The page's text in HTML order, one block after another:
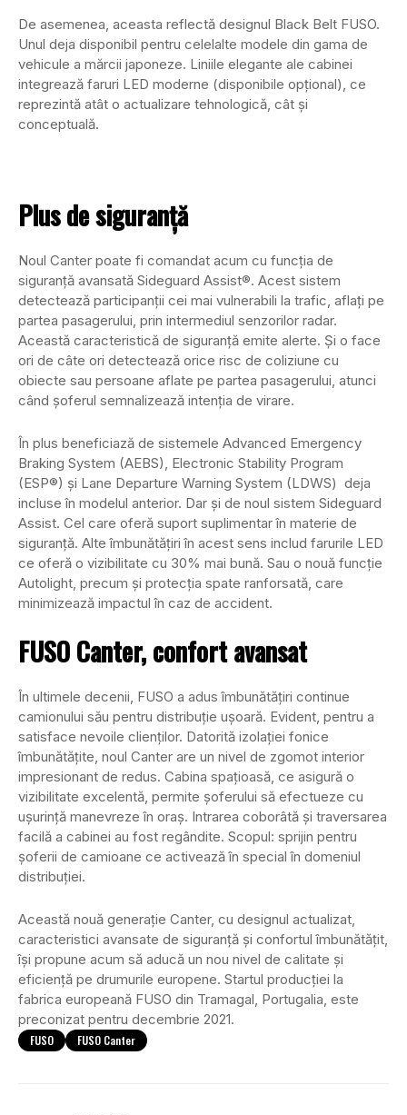
De asemenea, aceasta reflectă designul Black Belt FUSO.
Unul deja disponibil pentru celelalte modele din gama de
vehicule a mărcii japoneze. Liniile elegante ale cabinei
integrează faruri LED moderne (disponibile opțional), ce
reprezintă atât o actualizare tehnologică, cât și
conceptuală.
Plus de siguranță
Noul Canter poate fi comandat acum cu funcția de
siguranță avansată Sideguard Assist®. Acest sistem
detectează participanții cei mai vulnerabili la trafic, aflați pe
partea pasagerului, prin intermediul senzorilor radar.
Această caracteristică de siguranță emite alerte. Și o face
ori de câte ori detectează orice risc de coliziune cu
obiecte sau persoane aflate pe partea pasagerului, atunci
când șoferul semnalizează intenția de virare.
În plus beneficiază de sistemele Advanced Emergency
Braking System (AEBS), Electronic Stability Program
(ESP®) și Lane Departure Warning System (LDWS) deja
incluse în modelul anterior. Dar și de noul sistem Sideguard
Assist. Cel care oferă suport suplimentar în materie de
siguranță. Alte îmbunătățiri în acest sens includ farurile LED
ce oferă o vizibilitate cu 30% mai bună. Sau o nouă funcție
Autolight, precum și protecția spate ranforsată, care
minimizează impactul în caz de accident.
FUSO Canter, confort avansat
În ultimele decenii, FUSO a adus îmbunătățiri continue
camionului său pentru distribuție ușoară. Evident, pentru a
satisface nevoile clienților. Datorită izolației fonice
îmbunătățite, noul Canter are un nivel de zgomot interior
impresionant de redus. Cabina spațioasă, ce asigură o
vizibilitate excelentă, permite șoferului să efectueze cu
ușurință manevreze în oraș. Intrarea coborâtă și traversarea
facilă a cabinei au fost regândite. Scopul: sprijin pentru
șoferii de camioane ce activează în special în domeniul
distribuției.
Această nouă generație Canter, cu designul actualizat,
caracteristici avansate de siguranță și confortul îmbunătățit,
își propune acum să aducă un nou nivel de calitate și
eficiență pe drumurile europene. Startul producției la
fabrica europeană FUSO din Tramagal, Portugalia, este
preconizat pentru decembrie 2021.
FUSO FUSO Canter